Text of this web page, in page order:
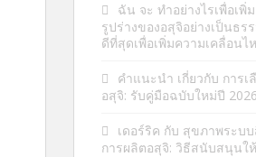
ฉัน จะ ทำอย่างไรเพื่อเพิ่
รูปร่างของอสุจิอย่างเป็นธร
ดีที่สุดเพื่อเพิ่มความเคลื่อนไ
คำแนะนำ เกี่ยวกับ การ
อสุจิ: รับคู่มือฉบับใหม่ปี 2026
เดอร์ริค กับ สุขภาพระบ
การผลิตอสุจิ: วิธีสนับสนุนใ